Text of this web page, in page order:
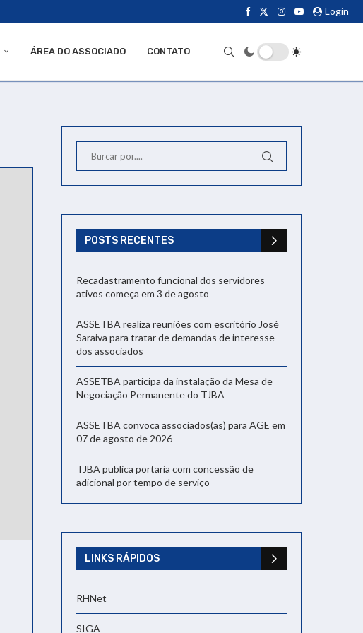
Login
ÁREA DO ASSOCIADO CONTATO
POSTS RECENTES
Recadastramento funcional dos servidores
ativos começa em 3 de agosto
ASSETBA realiza reuniões com escritório José
Saraiva para tratar de demandas de interesse
dos associados
ASSETBA participa da instalação da Mesa de
Negociação Permanente do TJBA
ASSETBA convoca associados(as) para AGE em
07 de agosto de 2026
TJBA publica portaria com concessão de
adicional por tempo de serviço
LINKS RÁPIDOS
RHNet
SIGA